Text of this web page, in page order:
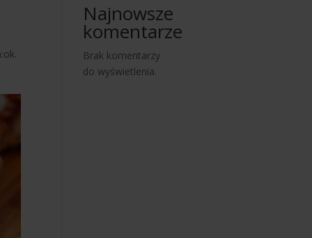
Najnowsze
komentarze
Brak komentarzy
do wyświetlenia.